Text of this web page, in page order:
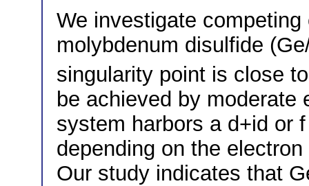
We investigate
molybdenum disulfide
singularity point is close
be achieved by moderate
system harbors a d+id or
depending on the
Our study indicates that